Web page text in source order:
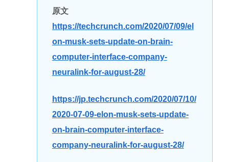
原文
https://techcrunch.com/2020/07/09/el
on-musk-sets-update-on-brain-
computer-interface-company-
neuralink-for-august-28/
https://jp.techcrunch.com/2020/07/10/
2020-07-09-elon-musk-sets-update-
on-brain-computer-interface-
company-neuralink-for-august-28/